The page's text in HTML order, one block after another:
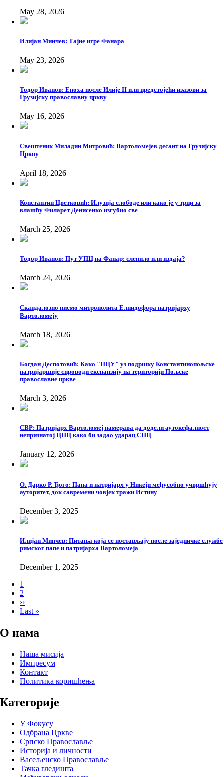
May 28, 2026
Илијан Минчев: Тајне игре Фанара
May 23, 2026
Тодор Иванов: Епоха после Илије II или предстојећи изазови за
Грузијску православну цркву
May 16, 2026
Свештеник Миладин Митровић: Вартоломејев десант на Грузијску
Цркву
April 18, 2026
Константин Цветковић: Илузија слободе или како је у трци за
влашћу Филарет Денисенко изгубио све
March 25, 2026
Тодор Иванов: Пут УПЦ на Фанар: слепило или издаја?
March 24, 2026
Скандалозно писмо митрополита Елпидофора патријарху
Вартоломеју
March 18, 2026
Богдан Деспотовић: Како "ПЦУ" уз подршку Константинопољске
патријаршије спроводи експанзију на територији Пољске
православне цркве
March 3, 2026
СВР: Патријарх Вартоломеј намерава да додели аутокефалност
непризнатој ЦПЦ како би задао ударац СПЦ
January 12, 2026
О. Дарко Р. Ђого: Папа и патријарх у Никеји међусобно учвршћују
ауторитет, док савремени човјек тражи Истину
December 3, 2025
Илијан Минчев: Питања која се постављају после заједничке службе
римског папе и патријарха Вартоломеја
December 1, 2025
Pagination
Page
1
Page
2
Next
page
››
Last
Last »
О нама
Наша мисија
Импресум
Контакт
Политика коришћења
Категорије
У Фокусу
Одбрана Цркве
Српско Православље
Историја и личности
Васељенско Православље
Тачка гледишта